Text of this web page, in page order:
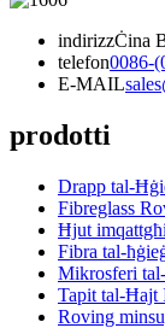
indirizzĊina
telefon0086-
E-MAIL
prodotti
Drapp tal-
Fibreglass
Ħjut
Fibra tal-
Mikrosferi
Tapit tal-Ħajt
Roving